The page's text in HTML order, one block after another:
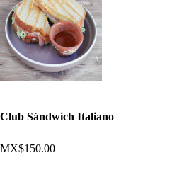
Club Sándwich Italiano
MX$150.00